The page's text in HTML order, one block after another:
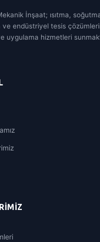
İnşaat; ısıtma,
ve endüstriyel tesis
uygulama hizmetleri